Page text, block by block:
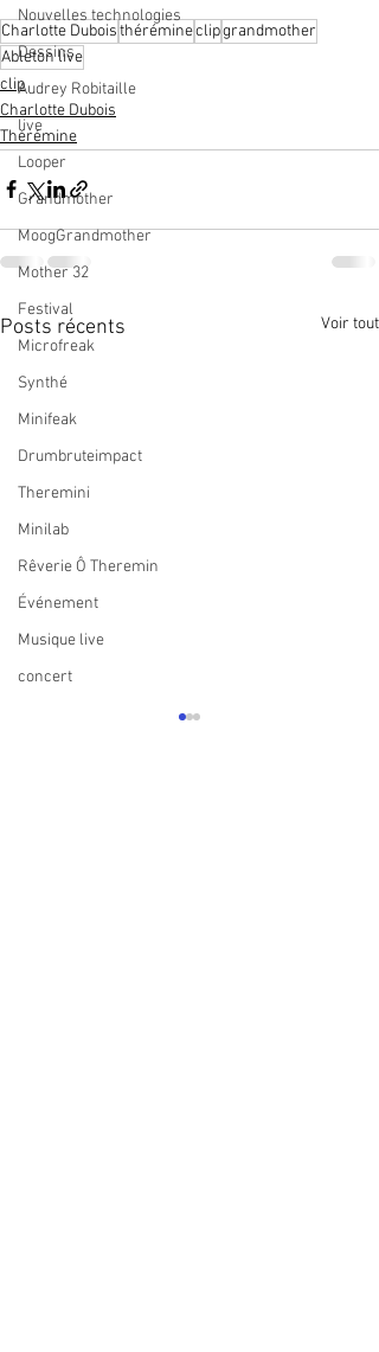
Nouvelles technologies
Dessins
Audrey Robitaille
live
Looper
Grandmother
MoogGrandmother
Mother 32
Festival
Microfreak
Synthé
Minifeak
Drumbruteimpact
Theremini
Minilab
Rêverie Ô Theremin
Événement
Musique live
concert
Charlotte Duboisthérémineclipgrandmother
Ableton live
clip
Charlotte Dubois
Thérémine
Posts récents Voir tout